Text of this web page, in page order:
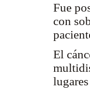
Fue
con
El